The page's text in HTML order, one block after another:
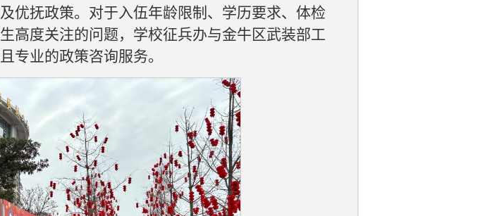
优抚政策。对于入伍年龄限制、学历要求、体检
高度关注的问题，学校征兵办与金牛区武装部工
专业的政策咨询服务。